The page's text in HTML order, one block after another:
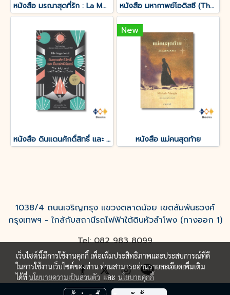
หนังสือ มรณาสุดที่รัก : La Morte amoureuse หนังสือ มหากาพย์โอดิสซี (The Odyssey of Homer)
หนังสือ ดินแดนศักดิ์สิทธิ์ และ ยิ้มแห่งนิรันดร์
New
หนังสือ แม่คนสุดท้าย
1038/4 ถนนเจริญกรุง แขวงตลาดน้อย เขตสัมพันธวงศ์
กรุงเทพฯ - ใกล้กับสถานีรถไฟฟ้าใต้ดินหัวลำโพง (ทางออก 1)
Tel: 082 983 8099
เว็บไซต์นี้มีการใช้งานคุกกี้ เพื่อเพิ่มประสิทธิภาพและประสบการณ์ที่ดี
ในการใช้งานเว็บไซต์ของท่าน ท่านสามารถอ่านรายละเอียดเพิ่มเติม
ได้ที่นโยบายความเป็นส่วนตัวและ นโยบายคุกกี้